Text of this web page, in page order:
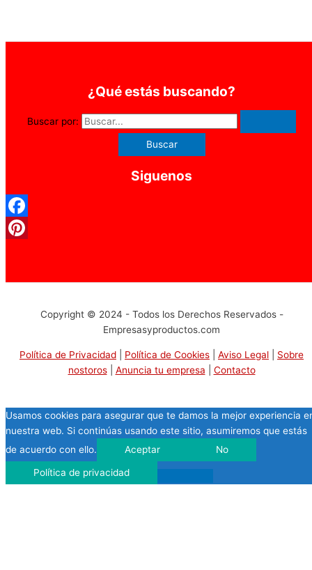
¿Qué estás buscando?
Buscar por:
Siguenos
Copyright © 2024 - Todos los Derechos Reservados -
Empresasyproductos.com
Política de Privacidad Política de Cookies Aviso Legal
Sobre
nostoros| Anuncia tu empresa Contacto
Usamos cookies para asegurar que te damos la mejor experiencia
nuestra web. Si continúas usando este sitio, asumiremos que estás
de acuerdo con ello.
Aceptar No
Política de privacidad